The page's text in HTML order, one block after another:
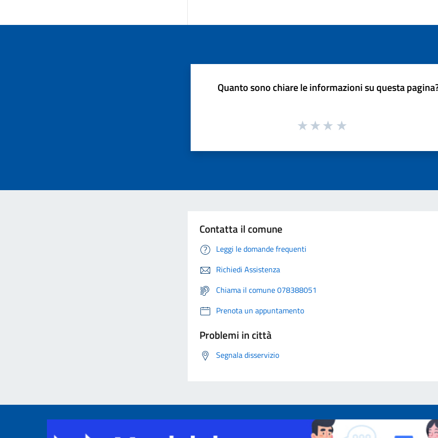
Quanto sono chiare le informazioni su questa
Contatta il comune
Leggi le domande frequenti
Richiedi Assistenza
Chiama il comune 078388051
Prenota un appuntamento
Problemi in città
Segnala disservizio